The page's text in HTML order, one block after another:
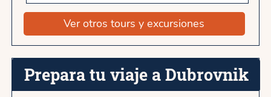
Ver otros tours y excursiones
Prepara tu viaje a Dubrovnik